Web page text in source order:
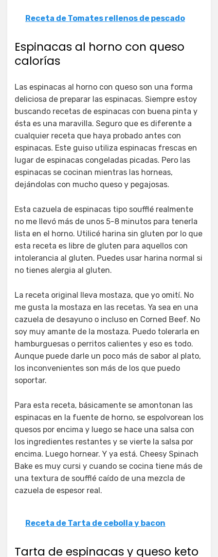
Receta de Tomates rellenos de pescado
Espinacas al horno con queso
calorías
Las espinacas al horno con queso son una forma
deliciosa de preparar las espinacas. Siempre estoy
buscando recetas de espinacas con buena pinta y
ésta es una maravilla. Seguro que es diferente a
cualquier receta que haya probado antes con
espinacas. Este guiso utiliza espinacas frescas en
lugar de espinacas congeladas picadas. Pero las
espinacas se cocinan mientras las horneas,
dejándolas con mucho queso y pegajosas.
Esta cazuela de espinacas tipo soufflé realmente
no me llevó más de unos 5-8 minutos para tenerla
lista en el horno. Utilicé harina sin gluten por lo que
esta receta es libre de gluten para aquellos con
intolerancia al gluten. Puedes usar harina normal si
no tienes alergia al gluten.
La receta original lleva mostaza, que yo omití. No
me gusta la mostaza en las recetas. Ya sea en una
cazuela de desayuno o incluso en Corned Beef. No
soy muy amante de la mostaza. Puedo tolerarla en
hamburguesas o perritos calientes y eso es todo.
Aunque puede darle un poco más de sabor al plato,
los inconvenientes son más de los que puedo
soportar.
Para esta receta, básicamente se amontonan las
espinacas en la fuente de horno, se espolvorean los
quesos por encima y luego se hace una salsa con
los ingredientes restantes y se vierte la salsa por
encima. Luego hornear. Y ya está. Cheesy Spinach
Bake es muy cursi y cuando se cocina tiene más de
una textura de soufflé caído de una mezcla de
cazuela de espesor real.
Receta de Tarta de cebolla y bacon
Tarta de espinacas y queso keto